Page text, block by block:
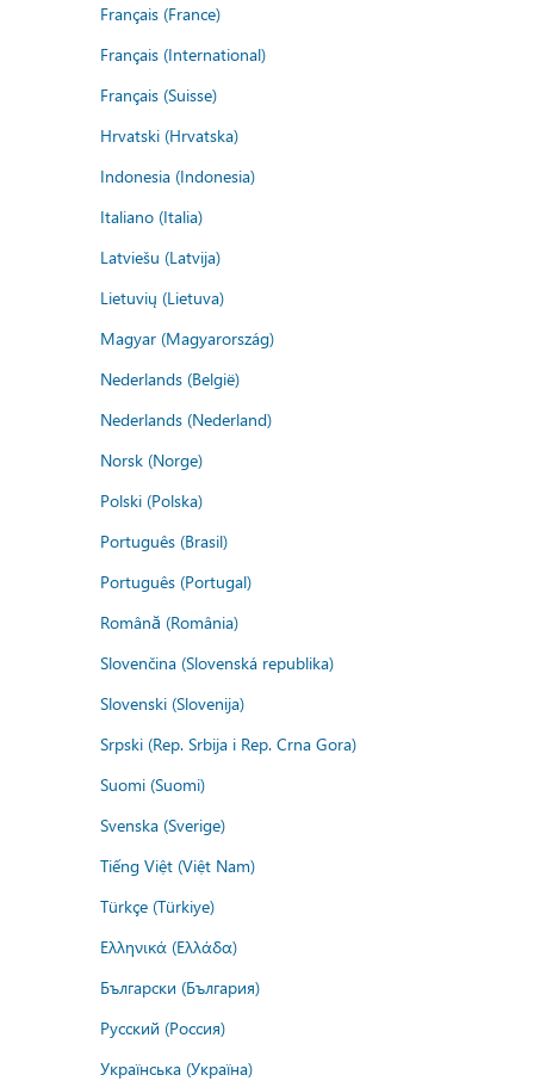
Français (France)
Français (International)
Français (Suisse)
Hrvatski (Hrvatska)
Indonesia (Indonesia)
Italiano (Italia)
Latviešu (Latvija)
Lietuvių (Lietuva)
Magyar (Magyarország)
Nederlands (België)
Nederlands (Nederland)
Norsk (Norge)
Polski (Polska)
Português (Brasil)
Português (Portugal)
Română (România)
Slovenčina (Slovenská republika)
Slovenski (Slovenija)
Srpski (Rep. Srbija i Rep. Crna Gora)
Suomi (Suomi)
Svenska (Sverige)
Tiếng Việt (Việt Nam)
Türkçe (Türkiye)
Ελληνικά (Ελλάδα)
Български (България)
Русский (Россия)
Українська (Україна)